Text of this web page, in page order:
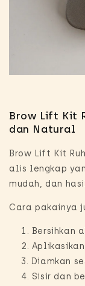
Brow Lift Kit
dan Natural
Brow Lift Kit
alis lengkap
mudah, dan
Cara pakainya
Bersihkan
Diamkan
Sisir dan